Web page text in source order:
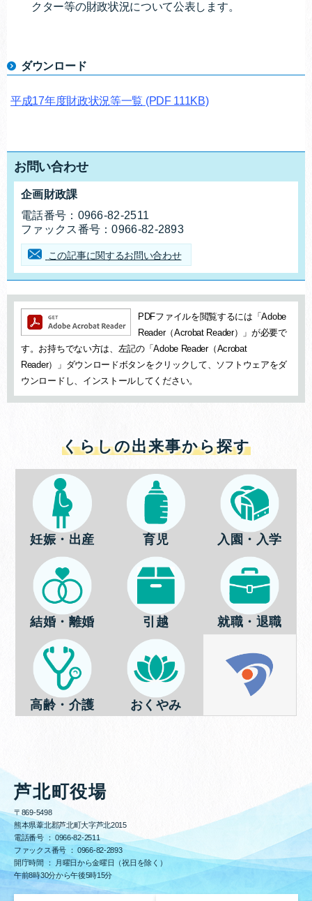
クター等の財政状況について公表します。
ダウンロード
平成17年度財政状況等一覧 (PDF 111KB)
お問い合わせ
お問合せ先
企画財政課
電話番号： 0966-82-2511
ファックス番号：0966-82-2893
この記事に関するお問い合わせ
追加情報：PDFファイル
PDFファイルを閲覧するには「Adobe
Reader（Acrobat Reader）」が必要で
す。お持ちでない方は、左記の「Adobe Reader（Acrobat
Reader）」ダウンロードボタンをクリックして、ソフトウェアをダ
ウンロードし、インストールしてください。
くらしの出来事から探す
妊娠・出産 育児 入園・入学
結婚・離婚 引越 就職・退職
高齢・介護 おくやみ
芦北町役場
〒869-5498
熊本県葦北郡芦北町大字芦北2015
電話番号 ： 0966-82-2511
ファックス番号 ： 0966-82-2893
開庁時間 ： 月曜日から金曜日（祝日を除く）
午前8時30分から午後5時15分